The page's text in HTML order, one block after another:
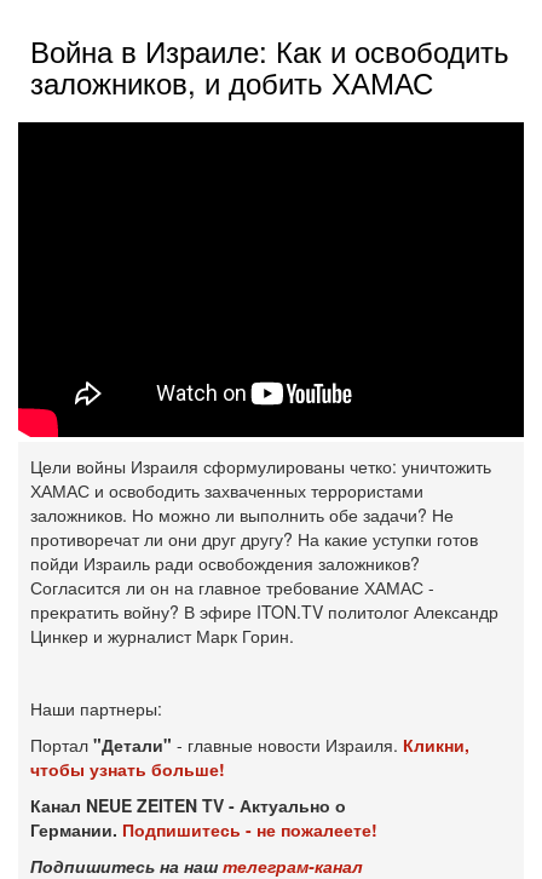
Война в Израиле: Как и освободить
заложников, и добить ХАМАС
Цели войны Израиля сформулированы четко: уничтожить
ХАМАС и освободить захваченных террористами
заложников. Но можно ли выполнить обе задачи? Не
противоречат ли они друг другу? На какие уступки готов
пойди Израиль ради освобождения заложников?
Согласится ли он на главное требование ХАМАС -
прекратить войну? В эфире ITON.TV политолог Александр
Цинкер и журналист Марк Горин.
Наши партнеры:
Портал "Детали" - главные новости Израиля. Кликни,
чтобы узнать больше!
Канал NEUE ZEITEN TV - Актуально о
Германии. Подпишитесь - не пожалеете!
Подпишитесь на наш телеграм-канал